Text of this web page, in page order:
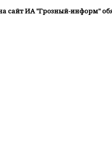
сайт ИА "Грозный-информ"